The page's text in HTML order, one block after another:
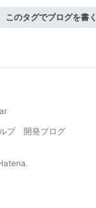
このタグでブログを書く
ar
プ
開発ブログ